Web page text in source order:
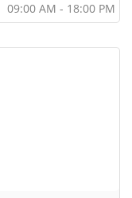
09:00 AM - 18:00 PM